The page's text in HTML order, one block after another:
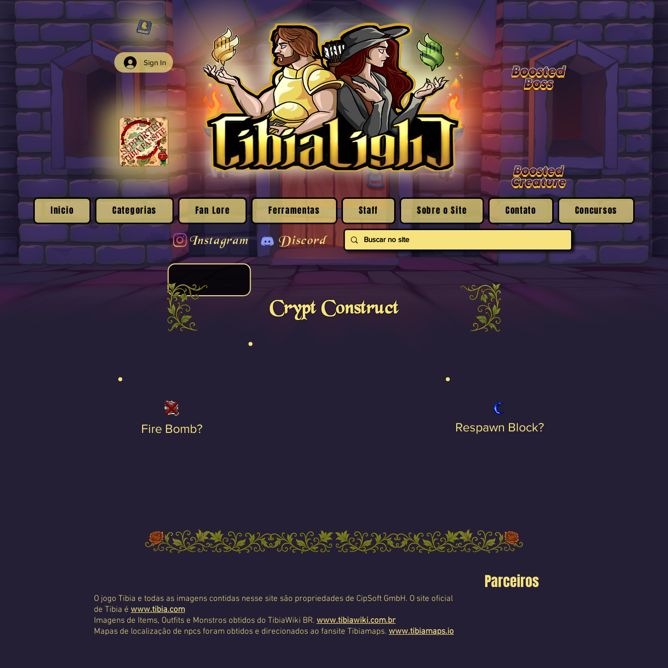
Sign In
Inicio Categorias Fan Lore Ferramentas Staff Sobre o Site Contato Concursos
Instagram Discord
Crypt Construct
Fire Bomb? Respawn Block?
Parceiros
O jogo Tibia e todas as imagens contidas nesse site são propriedades de CipSoft GmbH. O site oficial
de Tibia é www.tibia.com
Imagens de Items, Outfits e Monstros obtidos do TibiaWiki BR. www.tibiawiki.com.br
Mapas de localização de npcs foram obtidos e direcionados ao fansite Tibiamaps. www.tibiamaps.io